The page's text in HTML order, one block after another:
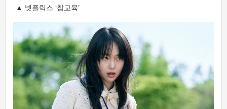
▲ 넷플릭스 ‘참교육’